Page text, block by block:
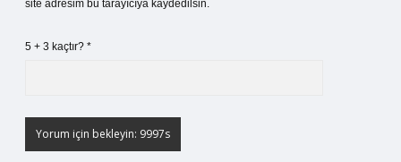
site adresim bu tarayıcıya kaydedilsin.
5 + 3 kaçtır? *